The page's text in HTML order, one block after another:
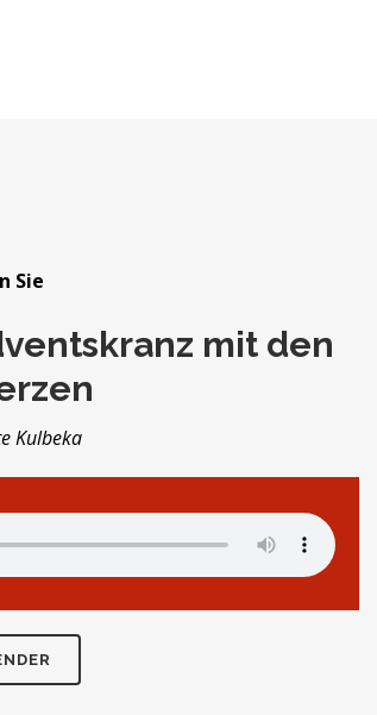
Sie
mit den
Kulbeka